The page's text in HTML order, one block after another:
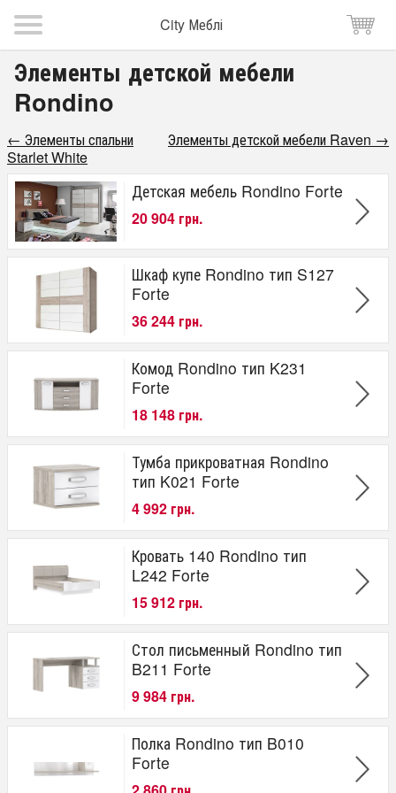
City Меблі
Элементы детской мебели
Rondino
Элементы детской мебели Raven →
← Элементы спальни
Starlet White
Детская мебель Rondino Forte
20 904 грн.
Шкаф купе Rondino тип S127
Forte
36 244 грн.
Комод Rondino тип K231
Forte
18 148 грн.
Тумба прикроватная Rondino
тип K021 Forte
4 992 грн.
Кровать 140 Rondino тип
L242 Forte
15 912 грн.
Стол письменный Rondino тип
B211 Forte
9 984 грн.
Полка Rondino тип B010
Forte